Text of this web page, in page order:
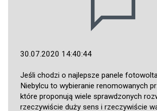
30.07.2020 14:40:44
Jeśli chodzi o najlepsze panele
Niebylcu to wybieranie renomowanych
które proponują wiele sprawdzonych
rzeczywiście duży sens i rzeczywiście